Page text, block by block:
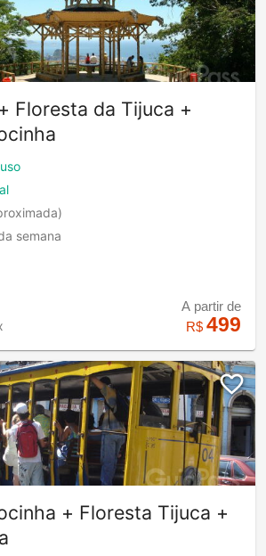
Floresta da Tijuca +
semana
A partir de
R$ 499
+ Floresta Tijuca +